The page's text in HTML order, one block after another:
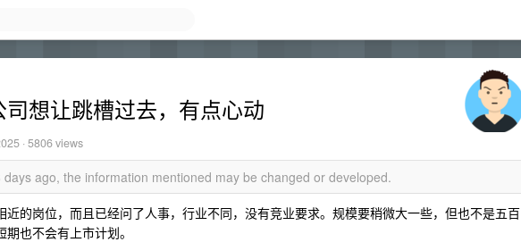
想让跳槽过去，有点心动
· 5806 views
ago, the information mentioned may be changed or developed.
近的岗位，而且已经问了人事，行业不同，没有竞业要求。规模要稍微大一些，但也不是五百
也不会有上市计划。